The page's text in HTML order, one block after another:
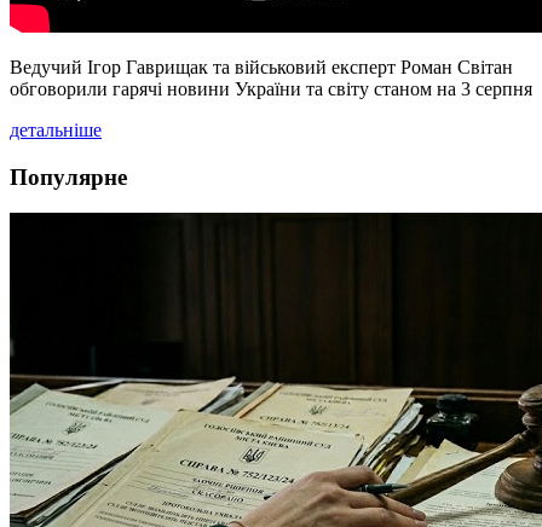
Ведучий Ігор Гаврищак та військовий експерт Роман Світан
обговорили гарячі новини України та світу станом на 3 серпня
детальніше
Популярне